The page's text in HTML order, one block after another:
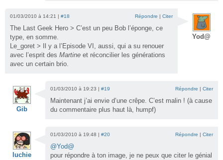
Yod@
01/03/2010 à 14:21 | #18 Répondre | Citer
The Last Geek Hero > C’est un peu Bob l’éponge, ce
type, en somme.
Le_goret > Il y a l’Episode VI, aussi, qui a su renouer
avec l’esprit des Martine et réconcilier les générations
avec un certain brio.
Gib
01/03/2010 à 19:23 | #19 Répondre | Citer
Maintenant j’ai envie d’une crêpe. C’est malin ! (à cause
du commentaire plus haut là, humpf)
luchie
01/03/2010 à 19:48 | #20 Répondre | Citer
@Yod@
pour répondre à ton image, je ne peux que citer le génial